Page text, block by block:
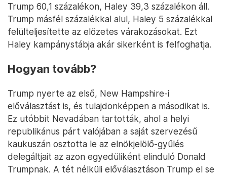
Trump 60,1 százalékon, Haley 39,3 százalékon áll.
Trump másfél százalékkal alul, Haley 5 százalékkal
felülteljesítette az előzetes várakozásokat. Ezt
Haley kampánystábja akár sikerként is felfoghatja.
Hogyan tovább?
Trump nyerte az első, New Hampshire-i
előválasztást is, és tulajdonképpen a másodikat is.
Ez utóbbit Nevadában tartották, ahol a helyi
republikánus párt valójában a saját szervezésű
kaukuszán osztotta le az elnökjelölő-gyűlés
delegáltjait az azon egyedüliként elinduló Donald
Trumpnak. A tét nélküli előválasztáson Trump el se